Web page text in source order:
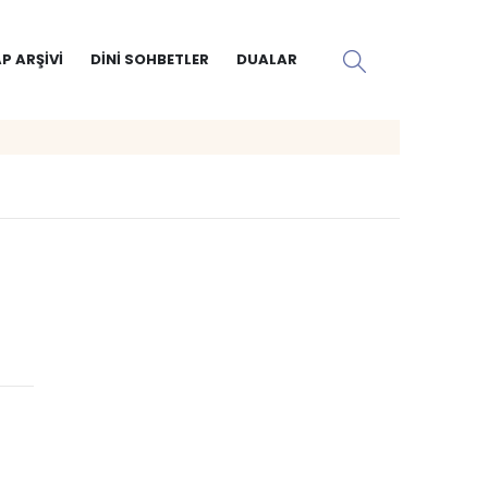
ARŞIVI DINI SOHBETLER DUALAR